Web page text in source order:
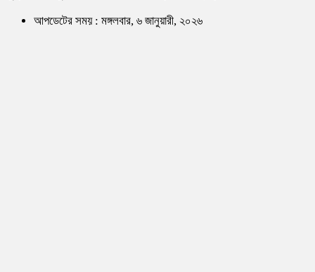
আপডেটের সময় : মঙ্গলবার, ৬ জানুয়ারী, ২০২৬